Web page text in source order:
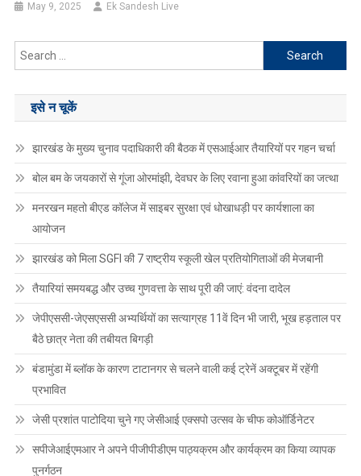
May 9, 2025 Ek Sandesh Live
Search
for:
इसे न चूकें
झारखंड के मुख्य चुनाव पदाधिकारी की बैठक में एसआईआर तैयारियों पर गहन चर्चा
बोल बम के जयकारों से गूंजा ओरमांझी, देवघर के लिए रवाना हुआ कांवरियों का जत्था
मनरखन महतो बीएड कॉलेज में साइबर सुरक्षा एवं धोखाधड़ी पर कार्यशाला का
आयोजन
झारखंड को मिला SGFI की 7 राष्ट्रीय स्कूली खेल प्रतियोगिताओं की मेजबानी
तैयारियां समयबद्ध और उच्च गुणवत्ता के साथ पूरी की जाएं: वंदना दादेल
जेपीएससी-जेएसएससी अभ्यर्थियों का सत्याग्रह 11वें दिन भी जारी, भूख हड़ताल पर
बैठे छात्र नेता की तबीयत बिगड़ी
बंडामुंडा में ब्लॉक के कारण टाटानगर से चलने वाली कई ट्रेनें अक्टूबर में रहेंगी
प्रभावित
जेसी प्रशांत पाटोदिया चुने गए जेसीआई एक्सपो उत्सव के चीफ कोऑर्डिनेटर
सपीजेआईएमआर ने अपने पीजीपीडीएम पाठ्यक्रम और कार्यक्रम का किया व्यापक
पुनर्गठन